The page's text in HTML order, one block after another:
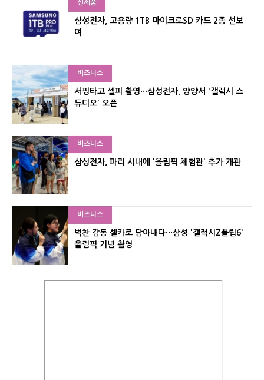
신제품
삼성전자, 고용량 1TB 마이크로SD 카드 2종 선보
여
비즈니스
서핑타고 셀피 촬영···삼성전자, 양양서 '갤럭시 스
튜디오' 오픈
비즈니스
삼성전자, 파리 시내에 '올림픽 체험관' 추가 개관
비즈니스
벅찬 감동 셀카로 담아내다···삼성 '갤럭시Z플립6'
올림픽 기념 촬영